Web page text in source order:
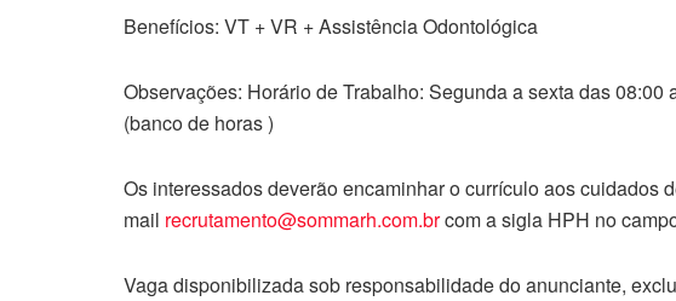
Benefícios: VT + VR + Assistência Odontológica
Observações: Horário de Trabalho: Segunda a sexta das 08:00
(banco de horas )
Os interessados deverão encaminhar o currículo aos cuidados
mail recrutamento@sommarh.com.brcom a sigla HPH no
Vaga disponibilizada sob responsabilidade do anunciante,